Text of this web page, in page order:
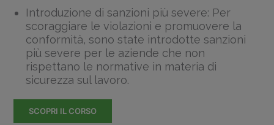
Introduzione di sanzioni più severe: Per
scoraggiare le violazioni e promuovere la
conformità, sono state introdotte sanzioni
più severe per le aziende che non
rispettano le normative in materia di
sicurezza sul lavoro.
SCOPRI IL CORSO